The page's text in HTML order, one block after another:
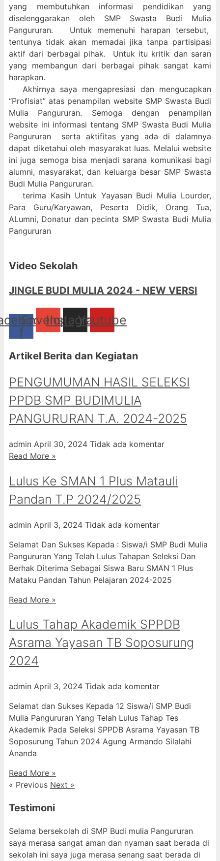
yang membutuhkan informasi pendidikan yang
diselenggarakan oleh SMP Swasta Budi Mulia
Pangururan. Untuk memenuhi harapan tersebut,
tentunya tidak akan memadai jika tanpa partisipasi
aktif dari berbagai pihak. Untuk itu kritik dan saran
yang membangun dari berbagai pihak sangat kami
harapkan.
Akhirnya saya mengapresiasi dan mengucapkan
“Profisiat” atas penampilan website SMP Swasta Budi
Mulia Pangururan. Semoga dengan penampilan
website ini informasi tentang SMP Swasta Budi Mulia
Pangururan serta aktifitas yang ada di dalamnya
dapat diketahui oleh masyarakat luas. Melalui website
ini juga semoga bisa menjadi sarana komunikasi bagi
alumni, masyarakat, dan keluarga besar SMP Swasta
Budi Mulia Pangururan.
terima Kasih Untuk Yayasan Budi Mulia Lourder,
Para Guru/Karyawan, Peserta Didik, Orang Tua,
ALumni, Donatur dan pecinta SMP Swasta Budi Mulia
Pangururan
Video Sekolah
JINGLE BUDI MULIA 2024 - NEW VERSI
f
Envelope
Instagram
Youtube
Artikel Berita dan Kegiatan
PENGUMUMAN HASIL SELEKSI
PPDB SMP BUDIMULIA
PANGURURAN T.A. 2024-2025
admin April 30, 2024 Tidak ada komentar
Read More »
Lulus Ke SMAN 1 Plus Matauli
Pandan T.P 2024/2025
admin April 3, 2024 Tidak ada komentar
Selamat Dan Sukses Kepada : Siswa/i SMP Budi Mulia
Pangururan Yang Telah Lulus Tahapan Seleksi Dan
Berhak Diterima Sebagai Siswa Baru SMAN 1 Plus
Mataku Pandan Tahun Pelajaran 2024-2025
Read More »
Lulus Tahap Akademik SPPDB
Asrama Yayasan TB Soposurung
2024
admin April 3, 2024 Tidak ada komentar
Selamat dan Sukses Kepada 12 Siswa/i SMP Budi
Mulia Pangururan Yang Telah Lulus Tahap Tes
Akademik Pada Seleksi SPPDB Asrama Yayasan TB
Soposurung Tahun 2024 Agung Armando Silalahi
⁠Ananda
Read More »
« Previous Next »
Testimoni
Selama bersekolah di SMP Budi mulia Pangururan
saya merasa sangat aman dan nyaman saat berada di
sekolah ini saya juga merasa senang saat berada di